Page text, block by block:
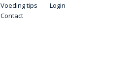
Voeding tips
Contact
Login